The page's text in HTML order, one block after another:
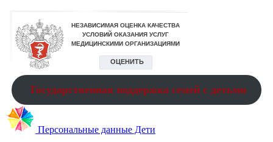
Государственная поддержка семей с детьми
Персональные данные Дети